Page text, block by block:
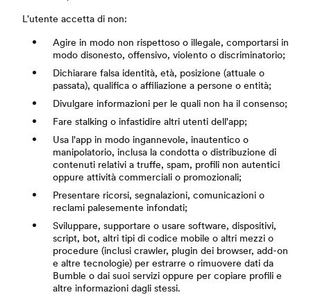
L'utente accetta di non:
Agire in modo non rispettoso o illegale, comportarsi in
modo disonesto, offensivo, violento o discriminatorio;
Dichiarare falsa identità, età, posizione (attuale o
passata), qualifica o affiliazione a persone o entità;
Divulgare informazioni per le quali non ha il consenso;
Fare stalking o infastidire altri utenti dell'app;
Usa l'app in modo ingannevole, inautentico o
manipolatorio, inclusa la condotta o distribuzione di
contenuti relativi a truffe, spam, profili non autentici
oppure attività commerciali o promozionali;
Presentare ricorsi, segnalazioni, comunicazioni o
reclami palesemente infondati;
Sviluppare, supportare o usare software, dispositivi,
script, bot, altri tipi di codice mobile o altri mezzi o
procedure (inclusi crawler, plugin dei browser, add-on
e altre tecnologie) per estrarre o rimuovere dati da
Bumble o dai suoi servizi oppure per copiare profili e
altre informazioni dagli stessi.